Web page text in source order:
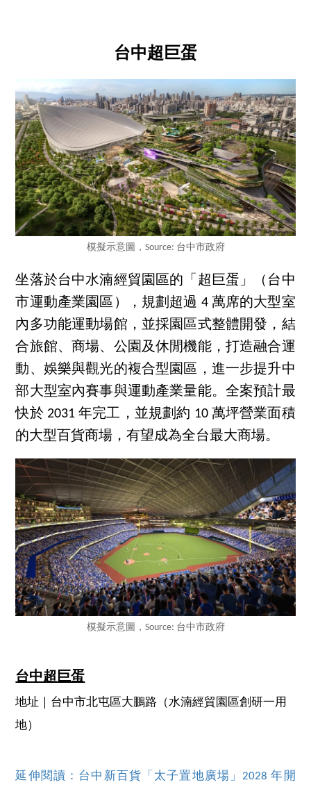
台中超巨蛋
模擬示意圖，Source: 台中市政府
坐落於台中水湳經貿園區的「超巨蛋」（台中
市運動產業園區），規劃超過 4 萬席的大型室
內多功能運動場館，並採園區式整體開發，結
合旅館、商場、公園及休閒機能，打造融合運
動、娛樂與觀光的複合型園區，進一步提升中
部大型室內賽事與運動產業量能。全案預計最
快於 2031 年完工，並規劃約 10 萬坪營業面積
的大型百貨商場，有望成為全台最大商場。
模擬示意圖，Source: 台中市政府
台中超巨蛋
地址｜台中市北屯區大鵬路（水湳經貿園區創研一用
地）
延伸閱讀：台中新百貨「太子置地廣場」2028 年開